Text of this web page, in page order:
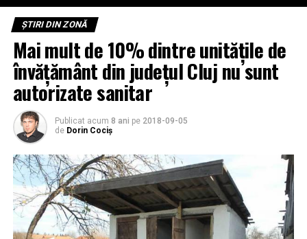
ŞTIRI DIN ZONĂ
Mai mult de 10% dintre unitățile de
învățământ din județul Cluj nu sunt
autorizate sanitar
Publicat acum 8 ani pe 2018-09-05
de Dorin Cociș